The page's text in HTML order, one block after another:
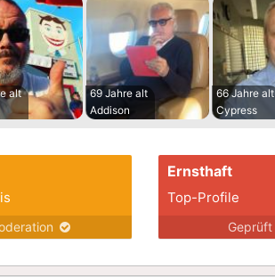
alt
69 Jahre alt
Addison
66 Jahre alt
Cypress
Ernsthaft
Top-Profile
Geprüft